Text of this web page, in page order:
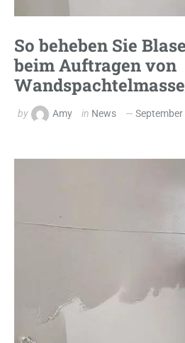
So beheben Sie
beim Auftragen von
by Amy in News